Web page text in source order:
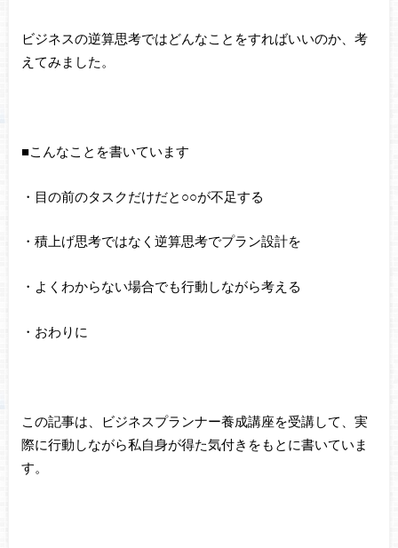
ビジネスの逆算思考ではどんなことをすればいいのか、考
えてみました。
■こんなことを書いています
・目の前のタスクだけだと○○が不足する
・積上げ思考ではなく逆算思考でプラン設計を
・よくわからない場合でも行動しながら考える
・おわりに
この記事は、ビジネスプランナー養成講座を受講して、実
際に行動しながら私自身が得た気付きをもとに書いていま
す。